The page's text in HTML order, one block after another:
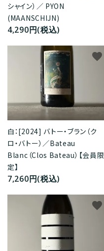
シャイン）／ PYON
(MAANSCHIJN)
4,290円(税込)
白：[2024] バトー・ブラン（ク
ロ・バトー）／Bateau
Blanc（Clos Bateau）【会員限
定】
7,260円(税込)
favorite
favorite